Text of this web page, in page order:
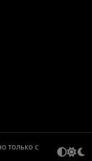
только с